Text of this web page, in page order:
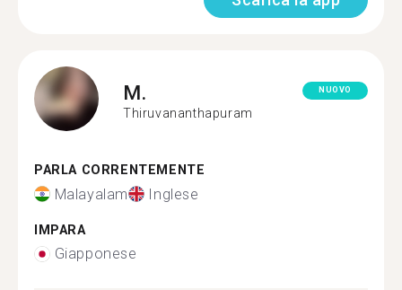
M.
Thiruvananthapuram
NUOVO
PARLA CORRENTEMENTE
Malayalam Inglese
IMPARA
Giapponese